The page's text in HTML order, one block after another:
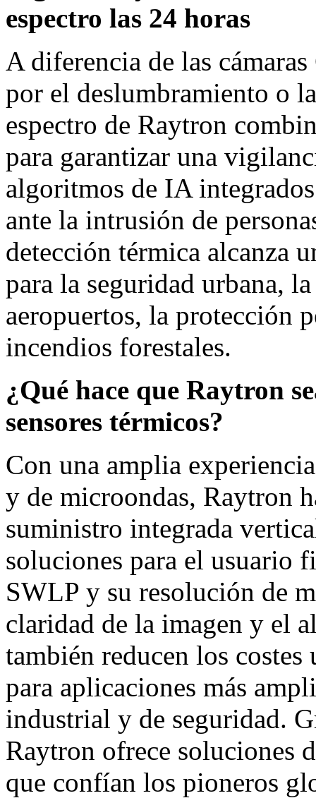
espectro las 24 horas
A diferencia de las
por el deslumbramiento o
espectro de Raytron
para garantizar una
algoritmos de IA
ante la intrusión de
detección térmica alcanza
para la seguridad urbana,
aeropuertos, la protección
incendios forestales.
¿Qué hace que Raytron
sensores térmicos?
Con una amplia
y de microondas, Raytron
suministro integrada
soluciones para el usuario
SWLP y su resolución de
claridad de la imagen y el
también reducen los
para aplicaciones más
industrial y de seguridad.
Raytron ofrece soluciones
que confían los pioneros